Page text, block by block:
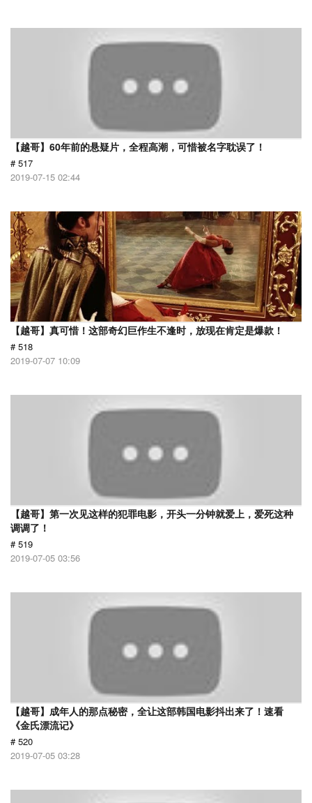
【越哥】60年前的悬疑片，全程高潮，可惜被名字耽误了！
# 517
2019-07-15 02:44
【越哥】真可惜！这部奇幻巨作生不逢时，放现在肯定是爆款！
# 518
2019-07-07 10:09
【越哥】第一次见这样的犯罪电影，开头一分钟就爱上，爱死这种
调调了！
# 519
2019-07-05 03:56
【越哥】成年人的那点秘密，全让这部韩国电影抖出来了！速看
《金氏漂流记》
# 520
2019-07-05 03:28